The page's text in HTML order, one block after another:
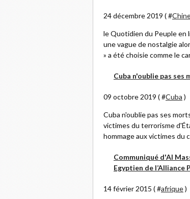
24 décembre 2019 ( #
le Quotidien du Peuple en
une vague de nostalgie
» a été choisie comme le
Cuba n'oublie pas ses
09 octobre 2019 ( #Cuba )
Cuba n'oublie pas ses
victimes du terrorisme
hommage aux victimes du
Communiqué d'Al
Egyptien de l’Alliance
14 février 2015 ( #afrique)